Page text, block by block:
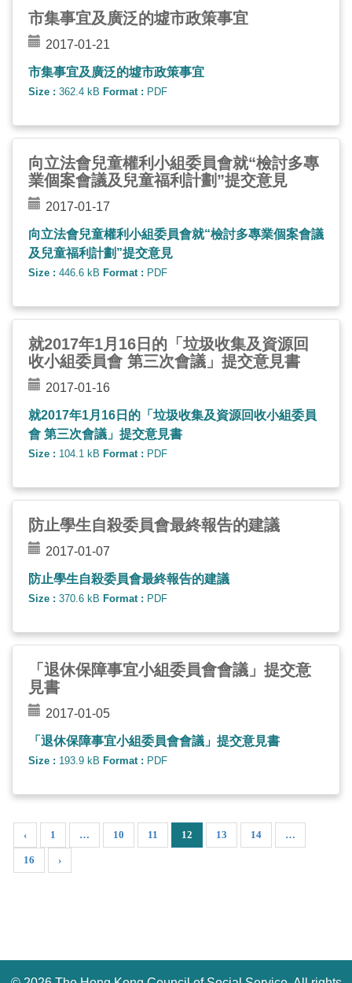
市集事宜及廣泛的墟市政策事宜
2017-01-21
市集事宜及廣泛的墟市政策事宜
Size : 362.4 kB Format : PDF
向立法會兒童權利小組委員會就“檢討多專
業個案會議及兒童福利計劃”提交意見
2017-01-17
向立法會兒童權利小組委員會就“檢討多專業個案會議
及兒童福利計劃”提交意見
Size : 446.6 kB Format : PDF
就2017年1月16日的「垃圾收集及資源回
收小組委員會 第三次會議」提交意見書
2017-01-16
就2017年1月16日的「垃圾收集及資源回收小組委員
會 第三次會議」提交意見書
Size : 104.1 kB Format : PDF
防止學生自殺委員會最終報告的建議
2017-01-07
防止學生自殺委員會最終報告的建議
Size : 370.6 kB Format : PDF
「退休保障事宜小組委員會會議」提交意
見書
2017-01-05
「退休保障事宜小組委員會會議」提交意見書
Size : 193.9 kB Format : PDF
‹ 1 … 10 11 12 13 14 …
16 ›